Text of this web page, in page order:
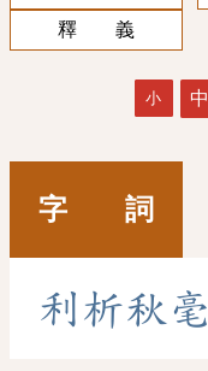
釋 義
小 中
字 詞
利析秋 毫